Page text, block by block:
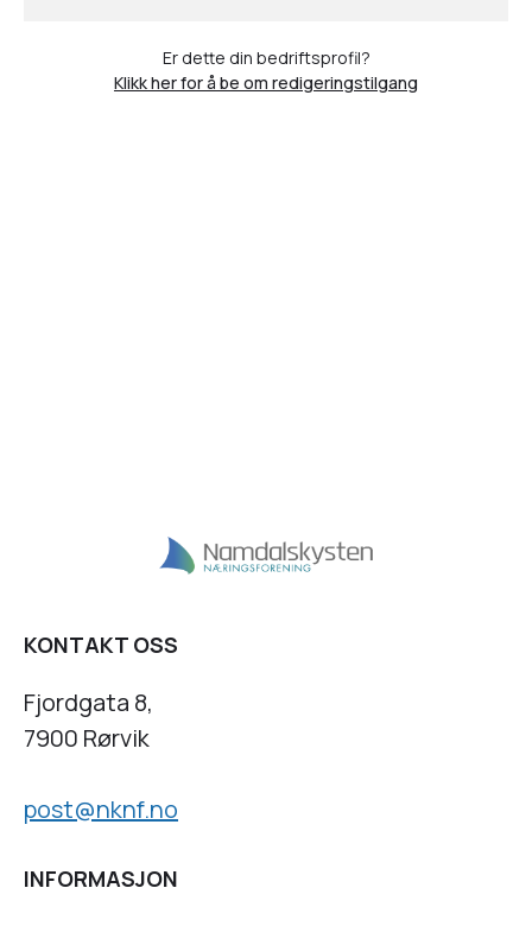
Er dette din bedriftsprofil?
Klikk her for å be om redigeringstilgang
KONTAKT OSS
Fjordgata 8,
7900 Rørvik
post@nknf.no
INFORMASJON